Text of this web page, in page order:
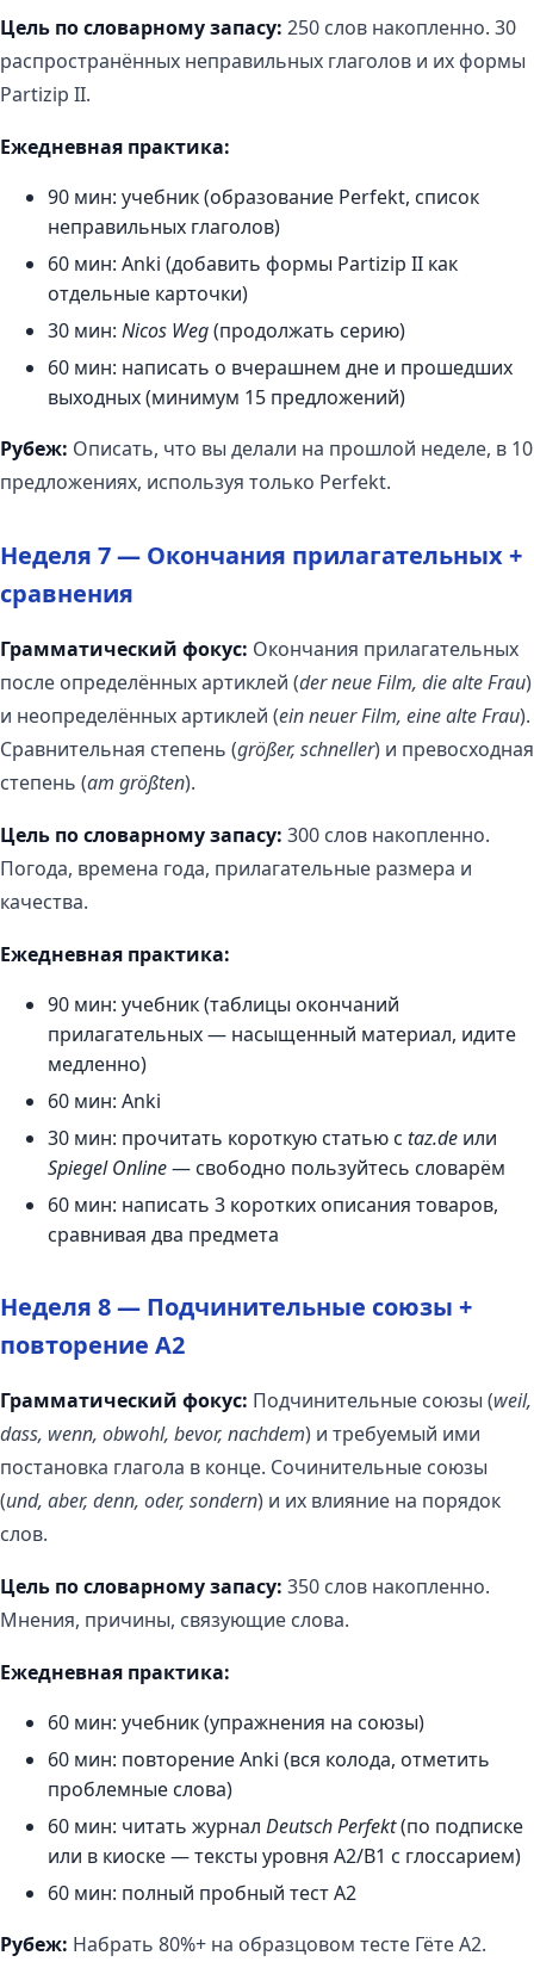
Цель по словарному запасу: 250 слов накопленно. 30
распространённых неправильных глаголов и их формы
Partizip II.
Ежедневная практика:
90 мин: учебник (образование Perfekt, список
неправильных глаголов)
60 мин: Anki (добавить формы Partizip II как
отдельные карточки)
30 мин: Nicos Weg(продолжать серию)
60 мин: написать о вчерашнем дне и прошедших
выходных (минимум 15 предложений)
Рубеж: Описать, что вы делали на прошлой неделе, в 10
предложениях, используя только Perfekt.
Неделя 7 — Окончания прилагательных +
сравнения
Грамматический фокус: Окончания прилагательных
после определённых артиклей (der neue Film, die alte Frau)
и неопределённых артиклей (ein neuer Film, eine alte Frau).
Сравнительная степень (größer, schneller) и превосходная
степень (am größten).
Цель по словарному запасу: 300 слов накопленно.
Погода, времена года, прилагательные размера и
качества.
Ежедневная практика:
90 мин: учебник (таблицы окончаний
прилагательных — насыщенный материал, идите
медленно)
60 мин: Anki
30 мин: прочитать короткую статью с taz.de или
Spiegel Online— свободно пользуйтесь словарём
60 мин: написать 3 коротких описания товаров,
сравнивая два предмета
Неделя 8 — Подчинительные союзы +
повторение A2
Грамматический фокус: Подчинительные союзы (weil,
dass, wenn, obwohl, bevor, nachdem) и требуемый ими
постановка глагола в конце. Сочинительные союзы
(und, aber, denn, oder, sondern) и их влияние на порядок
слов.
Цель по словарному запасу: 350 слов накопленно.
Мнения, причины, связующие слова.
Ежедневная практика:
60 мин: учебник (упражнения на союзы)
60 мин: повторение Anki (вся колода, отметить
проблемные слова)
60 мин: читать журнал Deutsch Perfekt(по подписке
или в киоске — тексты уровня A2/B1 с глоссарием)
60 мин: полный пробный тест A2
Рубеж: Набрать 80%+ на образцовом тесте Гёте A2.